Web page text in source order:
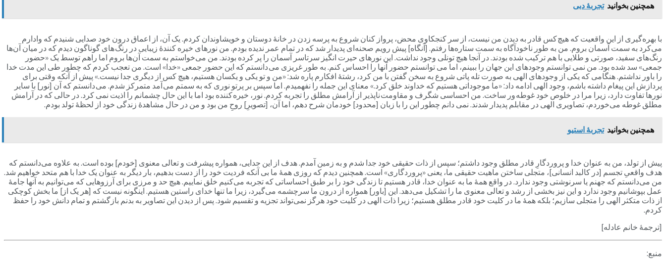
همچنین بخوانید تجربۀ دبی
با بهره‌گیری از این واقعیت که هیچ کس قادر به دیدن من نیست، از سر کنجکاوی محض، پرواز کنان شروع به پرسه زدن در خانۀ دوستان و خویشاوندان کردم. یک آن، از اعماق درون خود صدایی شنیدم که وادارم
می‌کرد به سمت آسمان بروم. من به طور ناخودآگاه به سمت ستاره‌ها رفتم. [آنگاه] پیش رویم صحنه‌ای پدیدار شد که در تمام عمر ندیده بودم. من نورهای خیره کنندۀ زیبایی در رنگ های گوناگون دیدم که در میان آن‌ها
رنگ‌های سفید، صورتی و طلایی با هم ترکیب شده بودند. در آنجا هیچ تونلی وجود نداشت. این نورهای حیرت انگیز سرتاسر آسمان را پر کرده بودند. من می‌خواستم به سمت آن‌ها بروم اما راهم توسط یک «حضور
جمعی» سد شده بود. من نمی توانستم وجودهای این جهان را ببینم، اما می توانستم حضور آنها را احساس کنم. به طور غریزی می دانستم که این حضور جمعی «خدا» است. من تعجب کردم که چطور طی این مدت خدا
را باور نداشتم. هنگامی که یکی از وجودهای الهی به صورت تله پاتی شروع به سخن گفتن با من کرد، رشتۀ افکارم پاره شد: «من و تو یکی و یکسان هستیم، هیچ کس از دیگری جدا نیست.» پیش از آنکه وقتی برای
پردازش این پیغام داشته باشم، وجود الهی ادامه داد: «ما موجوداتی هستیم که خداوند خلق کرد.» معنای این جمله را نفهمیدم. اما سپس بر پرتو نوری که به سمتم می آمد متمرکز شدم. می دانستم که آن [نور] با سایر
نورها تفاوت دارد، زیرا مرا در خلوص خود غوطه ور ساخت. من احساسی شگرف و مقاومت ناپذیر از آرامش مطلق را تجربه کردم. نور، خیره کننده بود اما با این حال چشمانم را اذیت نمی کرد. در حالی که در آرامش
مطلق غوطه می‌خوردم، تصاویری الهی در مقابلم پدیدار شدند. نمی دانم چطور این را با زبان [محدود] خودمان شرح دهم، اما آن، [تصویرِ] روحِ من بود و من در حال مشاهدۀ زندگی خود از لحظۀ تولد بودم.
همچنین بخوانید تجربۀ استیو
پیش از تولد، من به عنوان خدا و پروردگارِ قادر مطلق وجود داشتم؛ سپس از ذات حقیقی خود جدا شدم و به زمین آمدم. هدف از این جدایی، همواره پیشرفت و تعالی معنوی [خودم] بوده است. به علاوه می‌دانستم که
هدف واقعیِ تجسم [در کالبد انسانی]، متجلی ساختن ماهیت حقیقی ما، یعنی «پروردگاری» است. همچنین دیدم که روزی همۀ ما بی آنکه فردیت خود را از دست بدهیم، بار دیگر به عنوان یک خدا با هم متحد خواهیم شد.
من می‌دانستم که جهنم یا سرنوشتی وجود ندارد. در واقع همۀ ما به عنوان خدا، قادر هستیم تا زندگی خود را بر طبق احساساتی که تجربه می‌کنیم خلق نماییم. هیچ حد و مرزی برای آرزوهایی که می‌توانیم به آنها جامۀ
عمل بپوشانیم وجود ندارد و این نیز بخشی از رشد و تعالی معنوی ما را تشکیل می‌دهد. این [باور] همواره از درون ما سرچشمه می‌گیرد، زیرا ما تنها خدای راستین هستیم. اینگونه نیست که [هر یک از] ما بخش کوچکی
از ذات متکثر الهی را متجلی سازیم؛ بلکه همۀ ما در کلیت خود قادر مطلق هستیم؛ زیرا ذات الهی در کلیت خود هرگز نمی‌تواند تجزیه و تقسیم شود. پس از دیدن این تصاویر به بدنم بازگشتم و تمام دانش خود را حفظ
کردم.
[ترجمۀ خانم عادله]
منبع: